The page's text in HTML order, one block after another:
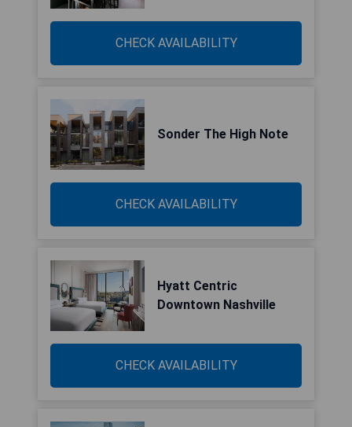
CHECK AVAILABILITY
Sonder The High Note
CHECK AVAILABILITY
Hyatt Centric
Downtown Nashville
CHECK AVAILABILITY